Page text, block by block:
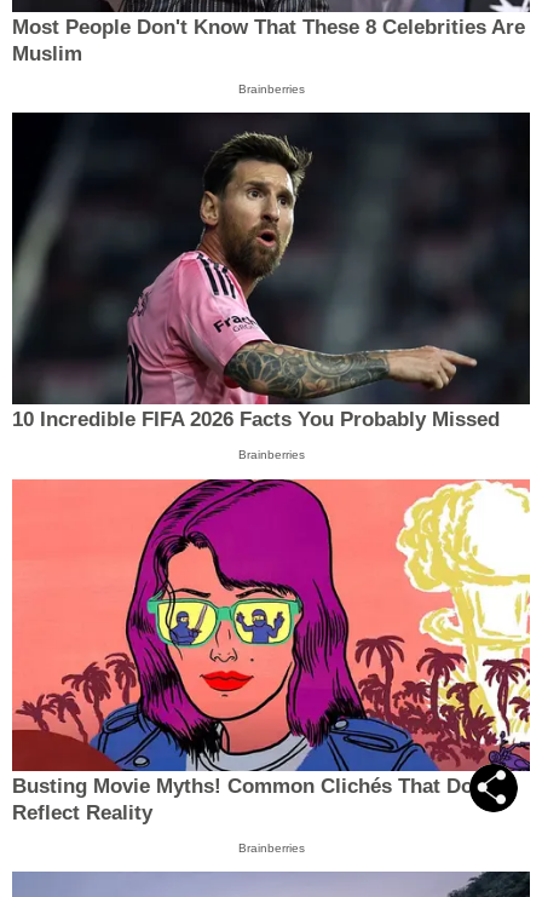
Most People Don't Know That These 8 Celebrities Are
Muslim
Brainberries
10 Incredible FIFA 2026 Facts You Probably Missed
Brainberries
Busting Movie Myths! Common Clichés That Don't
Reflect Reality
Brainberries